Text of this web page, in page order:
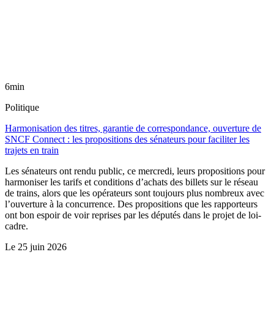
6min
Politique
Harmonisation des titres, garantie de correspondance, ouverture de
SNCF Connect : les propositions des sénateurs pour faciliter les
trajets en train
Les sénateurs ont rendu public, ce mercredi, leurs propositions pour
harmoniser les tarifs et conditions d’achats des billets sur le réseau
de trains, alors que les opérateurs sont toujours plus nombreux avec
l’ouverture à la concurrence. Des propositions que les rapporteurs
ont bon espoir de voir reprises par les députés dans le projet de loi-
cadre.
Le 25 juin 2026